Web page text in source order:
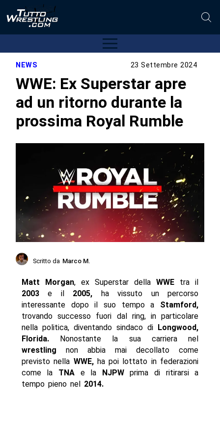
NEWS 23 Settembre 2024
WWE: Ex Superstar apre
ad un ritorno durante la
prossima Royal Rumble
Scritto da Marco M.
Matt Morgan, ex Superstar dellaWWE tra il
2003e il 2005, ha vissuto un percorso
interessante dopo il suo tempo a Stamford,
trovando successo fuori dal ring, in particolare
nella politica, diventando sindaco di
Longwood,
Florida.Nonostante la sua carriera nel
wrestling non abbia mai decollato come
previsto nella WWE,ha poi lottato in federazioni
come la TNA e la NJPWprima di ritirarsi a
tempo pieno nel 2014.